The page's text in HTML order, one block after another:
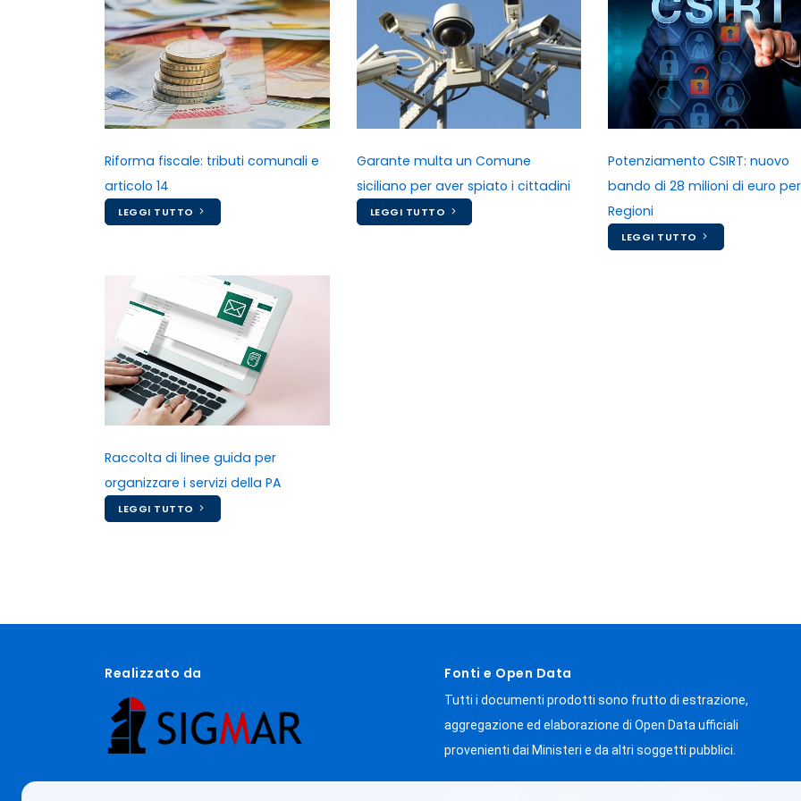
Riforma fiscale: tributi comunali e
articolo 14
LEGGI TUTTO
Garante multa un Comune
siciliano per aver spiato i cittadini
LEGGI TUTTO
Potenziamento CSIRT: nuovo
bando di 28 milioni di euro
Regioni
LEGGI TUTTO
Raccolta di linee guida per
organizzare i servizi della PA
LEGGI TUTTO
Realizzato da Fonti e Open Data
Tutti i documenti prodotti sono frutto di estrazione,
aggregazione ed elaborazione di Open Data ufficiali
provenienti dai Ministeri e da altri soggetti pubblici.